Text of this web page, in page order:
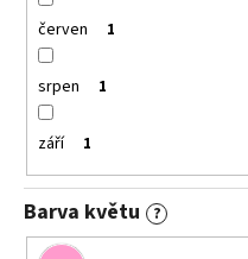
červen 1
srpen 1
září 1
Barva květu ?